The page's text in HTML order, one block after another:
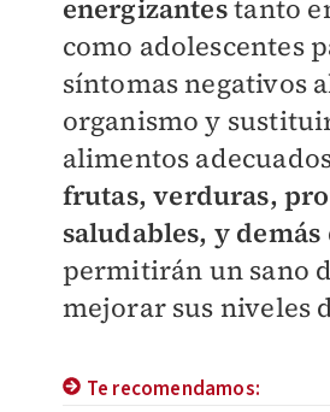
energizantestanto
como adolescentes
síntomas negativos
organismo y
alimentos
frutas, verduras,
saludables, y demás
permitirán un sano
mejorar sus niveles
Te recomendamos: